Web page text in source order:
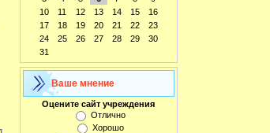
10
11 12 13 14 15
16
17
18 19 20 21 22
23
24
25 26 27 28 29
30
31
Ваше мнение
Оцените сайт учреждения
Отлично
Хорошо